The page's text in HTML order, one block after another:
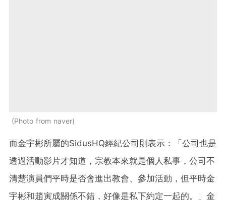
Photo from naver
而金宇彬所屬的SidusHQ經紀公司則表示：「公司也是
透過活動影片才知道，宗教本來就是個人私事，公司不
清楚演員們平時是否會進出教會、參加活動，但平時金
宇彬和趙寅成關係不錯，好像是私下約定一起的。」金